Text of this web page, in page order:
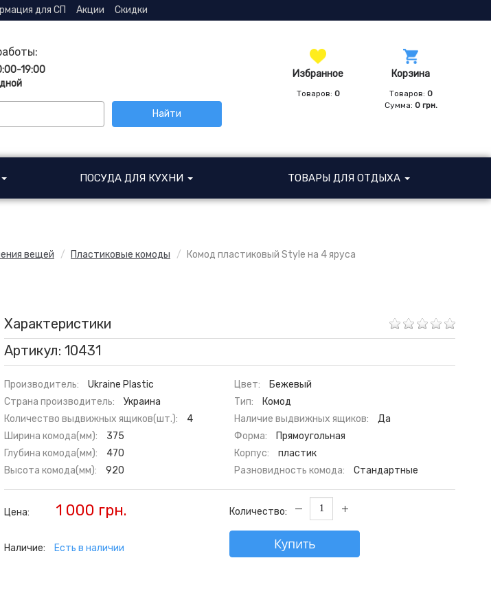
для СП Акции Скидки
19:00
Найти
Избранное
Товаров: 0
Корзина
Товаров: 0
Сумма: 0 грн.
ПОСУДА ДЛЯ КУХНИ ТОВАРЫ ДЛЯ ОТДЫХА
вещей Пластиковые комоды Комод пластиковый Style на 4 яруса
Характеристики
Артикул: 10431
Производитель:
Ukraine Plastic
Страна производитель:
Украина
Количество выдвижных ящиков(шт.):
4
Ширина комода(мм):
375
Глубина комода(мм):
470
Высота комода(мм):
920
Цвет:
Бежевый
Тип:
Комод
Наличие выдвижных ящиков:
Да
Форма:
Прямоугольная
Корпус:
пластик
Разновидность комода:
Стандартные
Цена: 1 000 грн.
Наличие: Есть в наличии
Количество:
Купить